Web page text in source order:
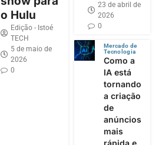
o Hulu
Edição - Istoé
TECH
5 de maio de
2026
0
23 de abril de
2026
0
Mercado de
Tecnologia
Como a
IA está
tornando
a criação
de
anúncios
mais
rápida e